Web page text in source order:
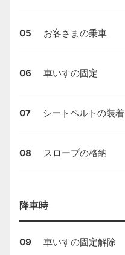
05 お客さまの乗車
06 車いすの固定
07 シートベルトの装着
08 スロープの格納
降車時
09 車いすの固定解除